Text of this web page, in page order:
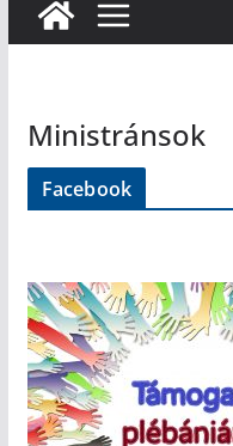
Ministránsok
Facebook